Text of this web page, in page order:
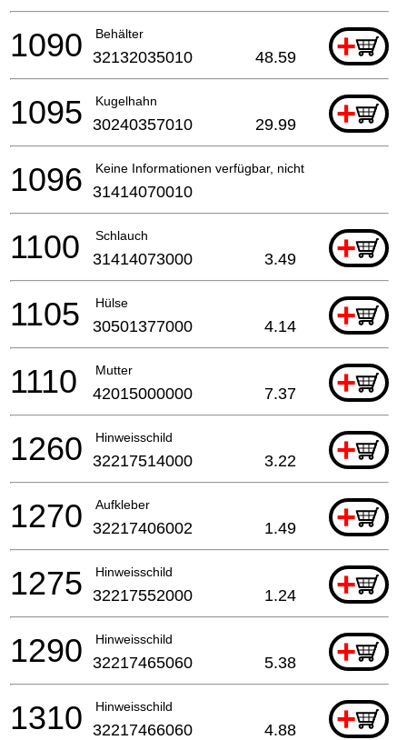
Behälter +
1090 32132035010 48.59
Kugelhahn +
1095 30240357010 29.99
Keine Informationen verfügbar, nicht bestellbar
1096 31414070010
Schlauch +
1100 31414073000 3.49
Hülse +
1105 30501377000 4.14
Mutter +
1110 42015000000 7.37
Hinweisschild +
1260 32217514000 3.22
Aufkleber +
1270 32217406002 1.49
Hinweisschild +
1275 32217552000 1.24
Hinweisschild +
1290 32217465060 5.38
Hinweisschild +
1310 32217466060 4.88